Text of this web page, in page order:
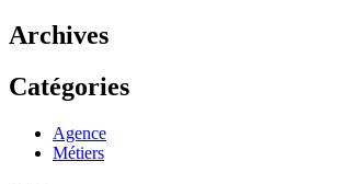
Archives
Catégories
Agence
Métiers